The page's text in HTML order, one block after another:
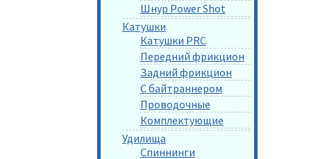
Шнур Power Shot
Катушки
Катушки PRC
Передний фрикцион
Задний фрикцион
С байтраннером
Проводочные
Комплектующие
Удилища
Спиннинги